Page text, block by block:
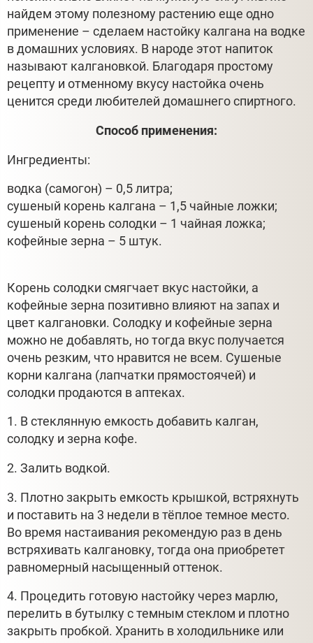
найдем этому полезному растению еще одно
применение – сделаем настойку калгана на водке
в домашних условиях. В народе этот напиток
называют калгановкой. Благодаря простому
рецепту и отменному вкусу настойка очень
ценится среди любителей домашнего спиртного.
Способ применения:
Ингредиенты:
водка (самогон) – 0,5 литра;
сушеный корень калгана – 1,5 чайные ложки;
сушеный корень солодки – 1 чайная ложка;
кофейные зерна – 5 штук.
Корень солодки смягчает вкус настойки, а
кофейные зерна позитивно влияют на запах и
цвет калгановки. Солодку и кофейные зерна
можно не добавлять, но тогда вкус получается
очень резким, что нравится не всем. Сушеные
корни калгана (лапчатки прямостоячей) и
солодки продаются в аптеках.
1. В стеклянную емкость добавить калган,
солодку и зерна кофе.
2. Залить водкой.
3. Плотно закрыть емкость крышкой, встряхнуть
и поставить на 3 недели в тёплое темное место.
Во время настаивания рекомендую раз в день
встряхивать калгановку, тогда она приобретет
равномерный насыщенный оттенок.
4. Процедить готовую настойку через марлю,
перелить в бутылку с темным стеклом и плотно
закрыть пробкой. Хранить в холодильнике или